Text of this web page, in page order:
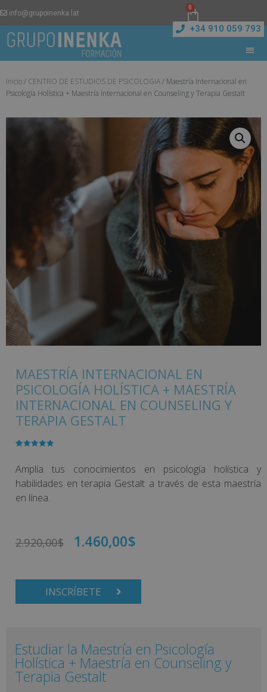
info@grupoinenka.lat
0
+34 910 059 793
Inicio/ CENTRO DE ESTUDIOS DE PSICOLOGIA/ Maestría Internacional en
Psicología Holística + Maestría Internacional en Counseling y Terapia Gestalt
MAESTRÍA INTERNACIONAL EN
PSICOLOGÍA HOLÍSTICA + MAESTRÍA
INTERNACIONAL EN COUNSELING Y
TERAPIA GESTALT
5 en base
a
valoracione
s de
clientes
Amplía tus conocimientos en psicología holística y
habilidades en terapia Gestalt a través de esta maestría
en línea.
2.920,00$ 1.460,00$
INSCRÍBETE
Estudiar la Maestría en Psicología
Holística + Maestría en Counseling y
Terapia Gestalt